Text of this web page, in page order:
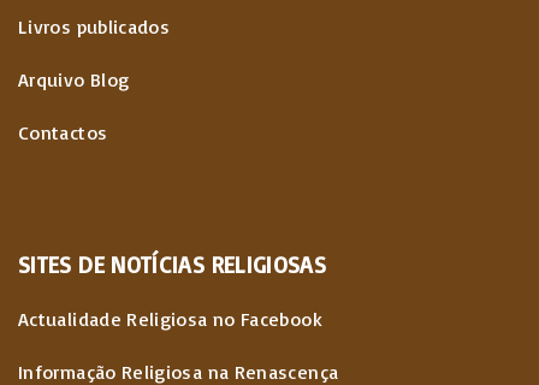
n
t
e
o
s
Livros publicados
Arquivo Blog
Contactos
SITES DE NOTÍCIAS RELIGIOSAS
Actualidade Religiosa no Facebook
Informação Religiosa na Renascença